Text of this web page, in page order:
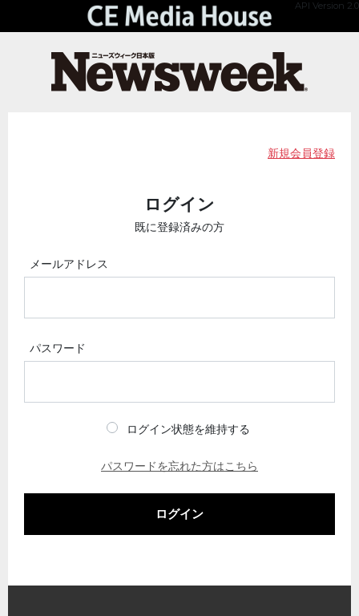
API Version 2.0
新規会員登録
ログイン
既に登録済みの方
メールアドレス
パスワード
ログイン状態を維持する
パスワードを忘れた方はこちら
ログイン